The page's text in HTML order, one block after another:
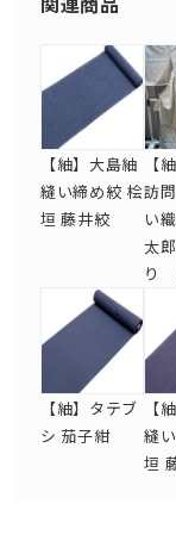
【紬】大島紬
縫い締め絞 桧
垣 藤井絞
【
訪
い
太
り
【紬】タテブ
シ 茄子紺
【
縫
垣